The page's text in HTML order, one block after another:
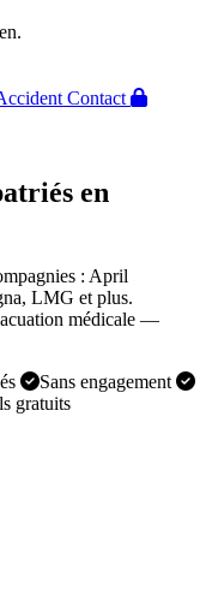
Contact
en
: April
LMG et plus.
médicale —
Sans engagement
gratuits